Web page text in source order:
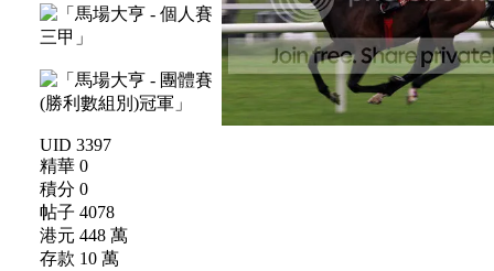
UID 3397
精華 0
積分 0
帖子 4078
港元 448 萬
存款 10 萬